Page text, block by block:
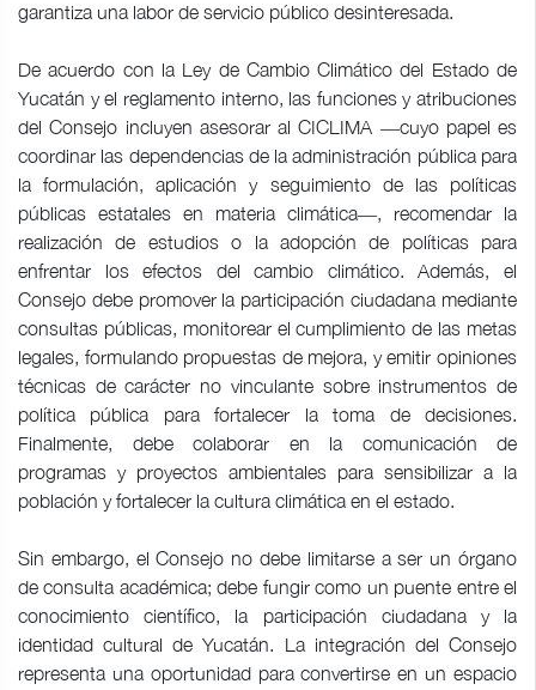
garantiza una labor de servicio público desinteresada.
De acuerdo con la Ley de Cambio Climático del Estado de
Yucatán y el reglamento interno, las funciones y atribuciones
del Consejo incluyen asesorar al CICLIMA ―cuyo papel es
coordinar las dependencias de la administración pública para
la formulación, aplicación y seguimiento de las políticas
públicas estatales en materia climática―, recomendar la
realización de estudios o la adopción de políticas para
enfrentar los efectos del cambio climático. Además, el
Consejo debe promover la participación ciudadana mediante
consultas públicas, monitorear el cumplimiento de las metas
legales, formulando propuestas de mejora, y emitir opiniones
técnicas de carácter no vinculante sobre instrumentos de
política pública para fortalecer la toma de decisiones.
Finalmente, debe colaborar en la comunicación de
programas y proyectos ambientales para sensibilizar a la
población y fortalecer la cultura climática en el estado.
Sin embargo, el Consejo no debe limitarse a ser un órgano
de consulta académica; debe fungir como un puente entre el
conocimiento científico, la participación ciudadana y la
identidad cultural de Yucatán. La integración del Consejo
representa una oportunidad para convertirse en un espacio